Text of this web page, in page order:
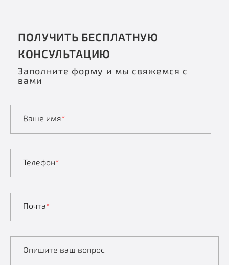
ПОЛУЧИТЬ БЕСПЛАТНУЮ
КОНСУЛЬТАЦИЮ
Заполните форму и мы свяжемся с
вами
Ваше имя*
Телефон*
Почта*
Опишите ваш вопрос